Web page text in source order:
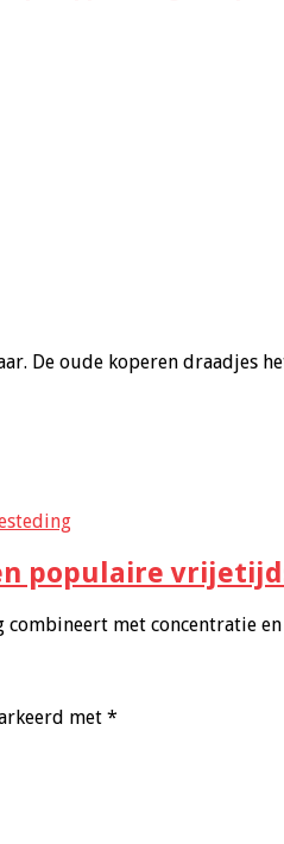
De oude koperen draadjes
populaire
combineert met concentratie
met *